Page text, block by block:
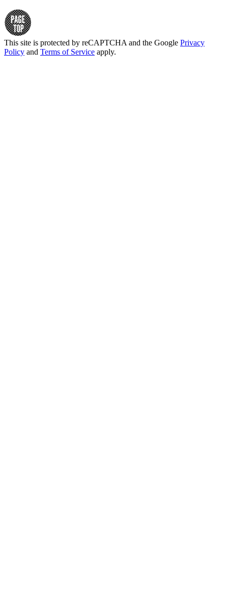
This site is protected by reCAPTCHA and the Google Privacy
Policy and Terms of Service apply.